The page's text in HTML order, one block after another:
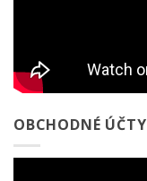
OBCHODNÉ ÚČTY